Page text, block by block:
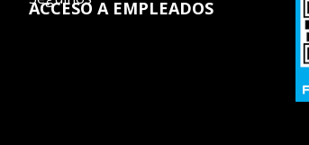
ACCESO A EMPLEADOS